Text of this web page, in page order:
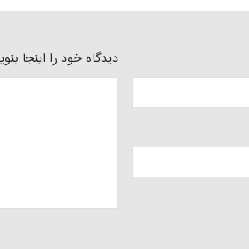
دیدگاه خود را اینجا